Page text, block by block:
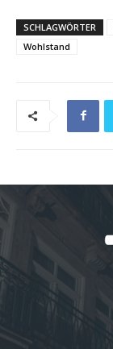
SCHLAGWÖRTER
Wohlstand